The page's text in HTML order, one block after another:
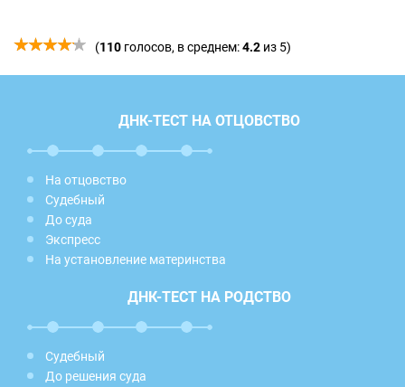
(110 голосов, в среднем:4.2 из 5)
ДНК-ТЕСТ НА ОТЦОВСТВО
На отцовство
Судебный
До суда
Экспресс
На установление материнства
ДНК-ТЕСТ НА РОДСТВО
Судебный
До решения суда